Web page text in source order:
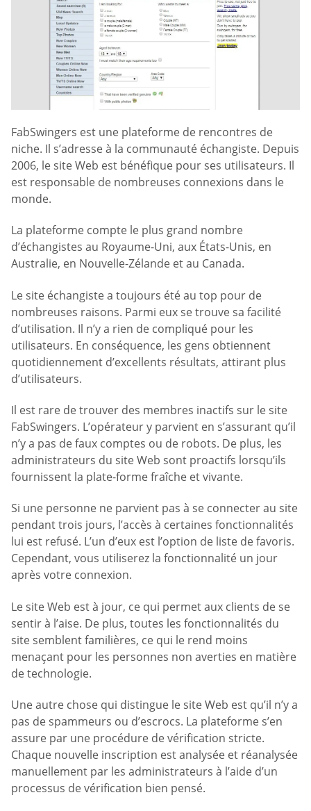
FabSwingers est une plateforme de rencontres de
niche. Il s’adresse à la communauté échangiste. Depuis
2006, le site Web est bénéfique pour ses utilisateurs. Il
est responsable de nombreuses connexions dans le
monde.
La plateforme compte le plus grand nombre
d’échangistes au Royaume-Uni, aux États-Unis, en
Australie, en Nouvelle-Zélande et au Canada.
Le site échangiste a toujours été au top pour de
nombreuses raisons. Parmi eux se trouve sa facilité
d’utilisation. Il n’y a rien de compliqué pour les
utilisateurs. En conséquence, les gens obtiennent
quotidiennement d’excellents résultats, attirant plus
d’utilisateurs.
Il est rare de trouver des membres inactifs sur le site
FabSwingers. L’opérateur y parvient en s’assurant qu’il
n’y a pas de faux comptes ou de robots. De plus, les
administrateurs du site Web sont proactifs lorsqu’ils
fournissent la plate-forme fraîche et vivante.
Si une personne ne parvient pas à se connecter au site
pendant trois jours, l’accès à certaines fonctionnalités
lui est refusé. L’un d’eux est l’option de liste de favoris.
Cependant, vous utiliserez la fonctionnalité un jour
après votre connexion.
Le site Web est à jour, ce qui permet aux clients de se
sentir à l’aise. De plus, toutes les fonctionnalités du
site semblent familières, ce qui le rend moins
menaçant pour les personnes non averties en matière
de technologie.
Une autre chose qui distingue le site Web est qu’il n’y a
pas de spammeurs ou d’escrocs. La plateforme s’en
assure par une procédure de vérification stricte.
Chaque nouvelle inscription est analysée et réanalysée
manuellement par les administrateurs à l’aide d’un
processus de vérification bien pensé.